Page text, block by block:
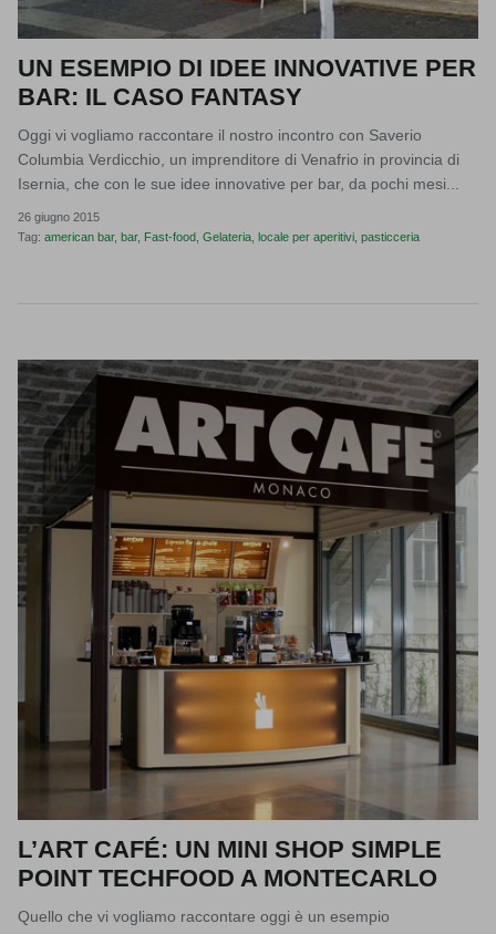
UN ESEMPIO DI IDEE INNOVATIVE PER
BAR: IL CASO FANTASY
Oggi vi vogliamo raccontare il nostro incontro con Saverio
Columbia Verdicchio, un imprenditore di Venafrio in provincia di
Isernia, che con le sue idee innovative per bar, da pochi mesi...
26 giugno 2015
Tag: american bar bar Fast-food Gelateria locale per aperitivi pasticceria
L’ART CAFÉ: UN MINI SHOP SIMPLE
POINT TECHFOOD A MONTECARLO
Quello che vi vogliamo raccontare oggi è un esempio